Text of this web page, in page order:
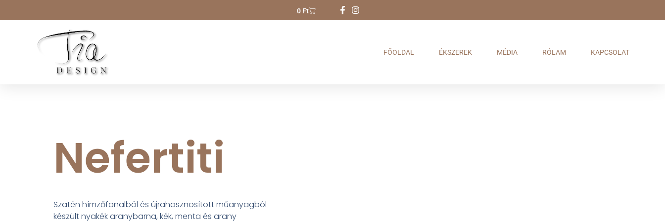
0 Ft
FŐOLDAL ÉKSZEREK MÉDIA RÓLAM KAPCSOLAT
Nefertiti
Szatén hímzőfonalból és újrahasznosított műanyagból
készült nyakék aranybarna, kék, menta és arany